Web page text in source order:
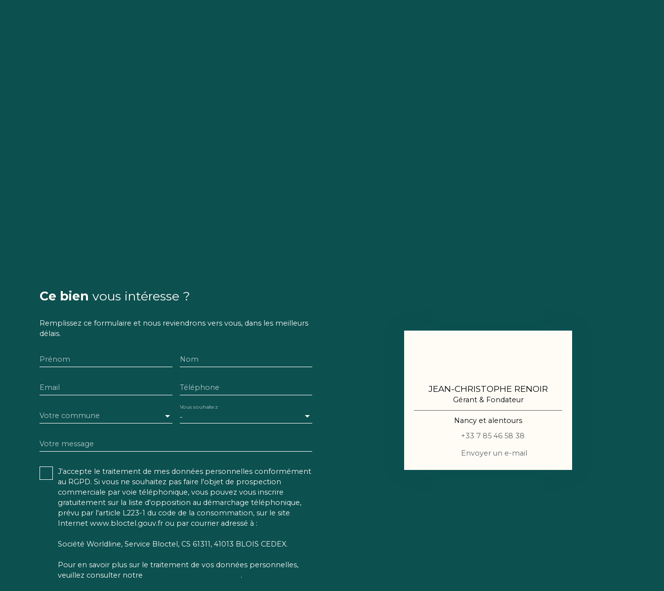
Ce bien vous intéresse ?
Remplissez ce formulaire et nous reviendrons vers vous, dans les meilleurs
délais.
Prénom Nom
Email Téléphone
Votre commune -
Vous souhaitez
Votre message
J'accepte le traitement de mes données personnelles conformément
au RGPD. Si vous ne souhaitez pas faire l'objet de prospection
commerciale par voie téléphonique, vous pouvez vous inscrire
gratuitement sur la liste d'opposition au démarchage téléphonique,
prévu par l'article L223-1 du code de la consommation, sur le site
Internet www.bloctel.gouv.fr ou par courrier adressé à :
Société Worldline, Service Bloctel, CS 61311, 41013 BLOIS CEDEX.
Pour en savoir plus sur le traitement de vos données personnelles,
veuillez consulter notre
.
JEAN-CHRISTOPHE RENOIR
Gérant & Fondateur
Nancy et alentours
+33 7 85 46 58 38
Envoyer un e-mail